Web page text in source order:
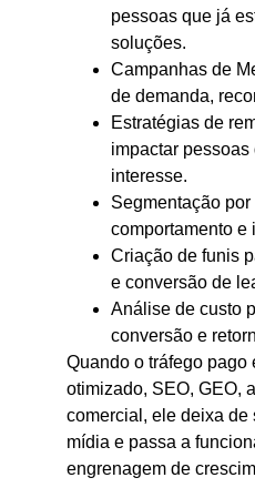
pessoas que já
soluções.
Campanhas de
de demanda,
Estratégias de
impactar
interesse.
Segmentação
comportamento e
Criação de funis
e conversão de
Análise de custo
conversão e
Quando o tráfego pago
otimizado, SEO, GEO,
comercial, ele deixa de
mídia e passa a
engrenagem de